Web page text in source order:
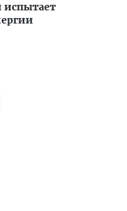
испытает